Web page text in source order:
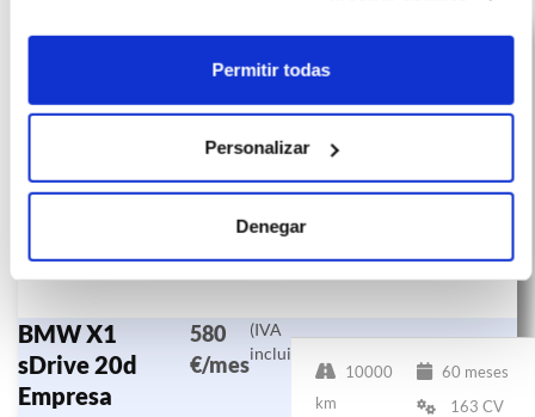
Permitir todas
Personalizar
Denegar
BMW X1
sDrive 20d
Empresa
580
€/mes
(IVA
incluido)
10000
km
60 meses
163 CV